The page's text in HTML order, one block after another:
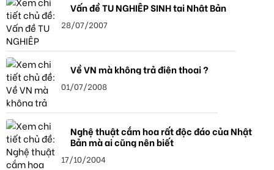
Vấn đề TU NGHIỆP SINH tại Nhật Bản
28/07/2007
Về VN mà không trả điện thoại ?
01/07/2008
Nghệ thuật cắm hoa rất độc đáo của Nhật
Bản mà ai cũng nên biết
17/10/2004